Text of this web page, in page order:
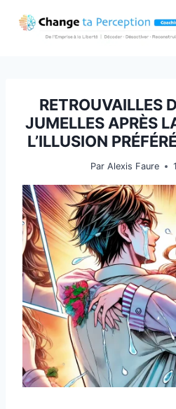
RETROUVAILLES
JUMELLES APRÈS
L’ILLUSION
Par Alexis Faure